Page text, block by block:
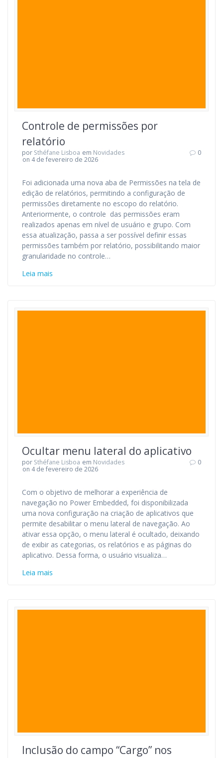
Controle de permissões por
relatório
por Sthéfane Lisboa em Novidades
on 4 de fevereiro de 2026
0
Foi adicionada uma nova aba de Permissões na tela de
edição de relatórios, permitindo a configuração de
permissões diretamente no escopo do relatório.
Anteriormente, o controle das permissões eram
realizados apenas em nível de usuário e grupo. Com
essa atualização, passa a ser possível definir essas
permissões também por relatório, possibilitando maior
granularidade no controle…
Leia mais
Ocultar menu lateral do aplicativo
por Sthéfane Lisboa em Novidades
on 4 de fevereiro de 2026
0
Com o objetivo de melhorar a experiência de
navegação no Power Embedded, foi disponibilizada
uma nova configuração na criação de aplicativos que
permite desabilitar o menu lateral de navegação. Ao
ativar essa opção, o menu lateral é ocultado, deixando
de exibir as categorias, os relatórios e as páginas do
aplicativo. Dessa forma, o usuário visualiza…
Leia mais
Inclusão do campo “Cargo” nos